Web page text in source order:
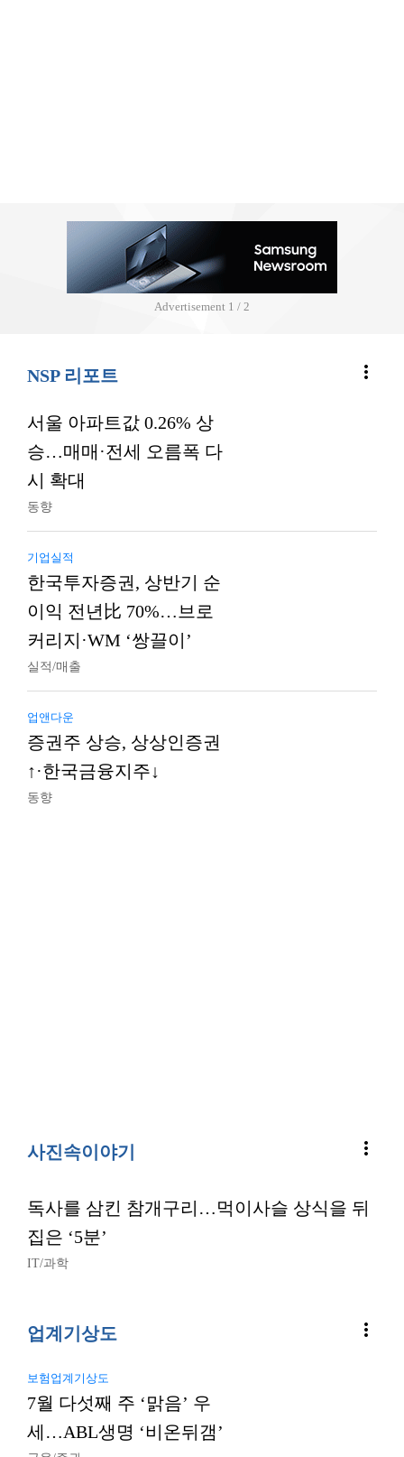
Advertisement 2 / 2
NSP 리포트 more_vert
서울 아파트값 0.26% 상
승…매매·전세 오름폭 다
시 확대
동향
기업실적
한국투자증권, 상반기 순
이익 전년比 70%…브로
커리지·WM ‘쌍끌이’
실적/매출
업앤다운
증권주 상승, 상상인증권
↑·한국금융지주↓
동향
사진속이야기 more_vert
독사를 삼킨 참개구리…먹이사슬 상식을 뒤
집은 ‘5분’
IT/과학
업계기상도 more_vert
보험업계기상도
7월 다섯째 주 ‘맑음’ 우
세…ABL생명 ‘비온뒤갬’